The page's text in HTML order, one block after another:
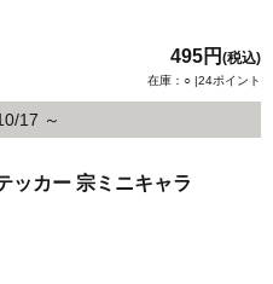
495円 (税込)
在庫：○ |24ポイント
17 ～
カー 宗ミニキャラ